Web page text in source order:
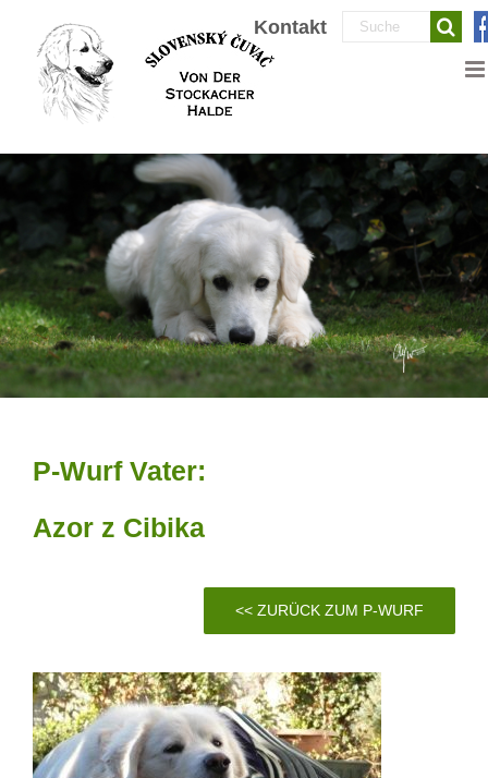
springen
Kontakt
Suche
P-Wurf Vater:
Azor z Cibika
<< ZURÜCK ZUM P-WURF